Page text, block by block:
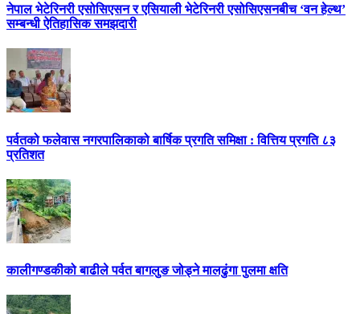
नेपाल भेटेरिनरी एसोसिएसन र एसियाली भेटेरिनरी एसोसिएसनबीच ‘वन हेल्थ’
सम्बन्धी ऐतिहासिक समझदारी
पर्वतको फलेवास नगरपालिकाको बार्षिक प्रगति समिक्षा : वित्तिय प्रगति ८३
प्रतिशत
कालीगण्डकीको बाढीले पर्वत बागलुङ जोड्ने मालढुंगा पुलमा क्षति